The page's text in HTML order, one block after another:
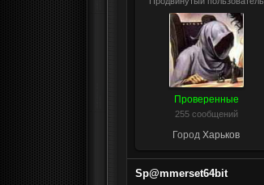
Проверенные
255 сообщений
Город Харьков
Sp@mmerset64bit